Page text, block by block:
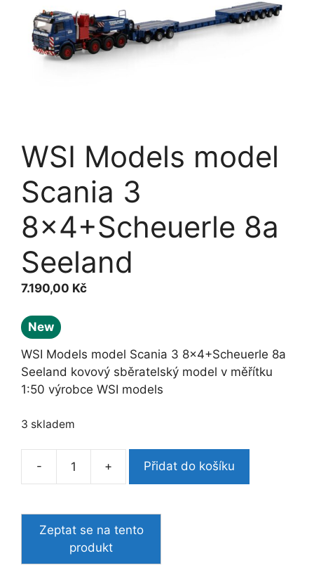
WSI Models model
Scania 3
8×4+Scheuerle 8a
Seeland
7.190,00 Kč
New
WSI Models model Scania 3 8×4+Scheuerle 8a
Seeland kovový sběratelský model v měřítku
1:50 výrobce WSI models
3 skladem
-
WSI
Scania
8x4+Scheuerle
+ Přidat do košíku